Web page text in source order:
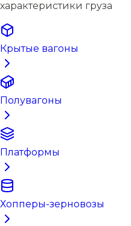
характеристики груза
Крытые вагоны
Полувагоны
Платформы
Хопперы-зерновозы